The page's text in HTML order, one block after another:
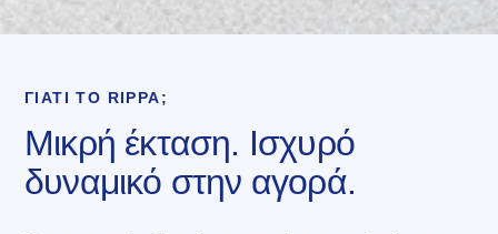
ΓΙΑΤΊ ΤΟ RIPPA;
Μικρή έκταση. Ισχυρό
δυναμικό στην αγορά.